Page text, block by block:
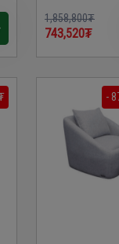
1,858,800₮
743,520₮
-